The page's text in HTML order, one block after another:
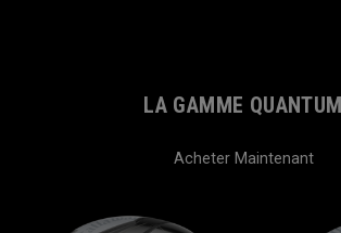
LA GAMME QUANTUM
Acheter Maintenant